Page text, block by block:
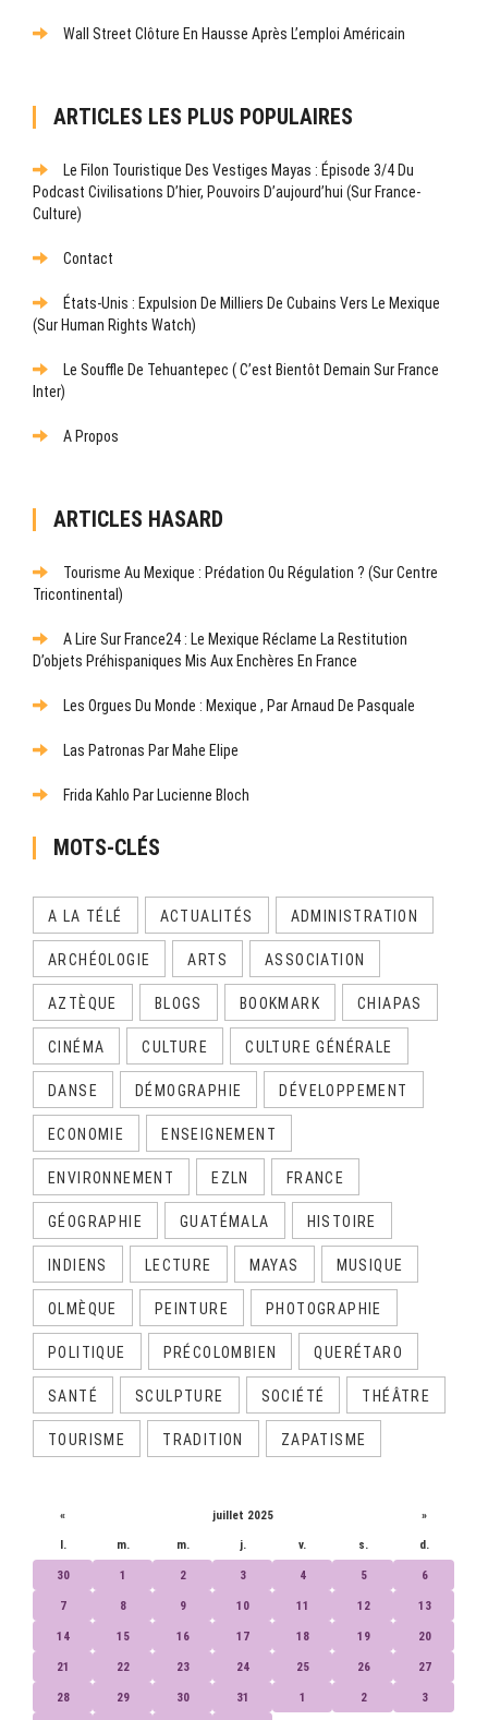
Wall Street Clôture En Hausse Après L’emploi Américain
ARTICLES LES PLUS POPULAIRES
Le Filon Touristique Des Vestiges Mayas : Épisode 3/4 Du
Podcast Civilisations D’hier, Pouvoirs D’aujourd’hui (sur France-
Culture)
Contact
États-Unis : Expulsion De Milliers De Cubains Vers Le Mexique
(sur Human Rights Watch)
Le Souffle De Tehuantepec ( C’est Bientôt Demain Sur France
Inter)
A Propos
ARTICLES HASARD
Tourisme Au Mexique : Prédation Ou Régulation ? (Sur Centre
Tricontinental)
A Lire Sur France24 : Le Mexique Réclame La Restitution
D’objets Préhispaniques Mis Aux Enchères En France
Les Orgues Du Monde : Mexique , Par Arnaud De Pasquale
Las Patronas Par Mahe Elipe
Frida Kahlo Par Lucienne Bloch
MOTS-CLÉS
A LA TÉLÉ ACTUALITÉS ADMINISTRATION
ARCHÉOLOGIE ARTS ASSOCIATION
AZTÈQUE BLOGS BOOKMARK CHIAPAS
CINÉMA CULTURE CULTURE GÉNÉRALE
DANSE DÉMOGRAPHIE DÉVELOPPEMENT
ECONOMIE ENSEIGNEMENT
ENVIRONNEMENT EZLN FRANCE
GÉOGRAPHIE GUATÉMALA HISTOIRE
INDIENS LECTURE MAYAS MUSIQUE
OLMÈQUE PEINTURE PHOTOGRAPHIE
POLITIQUE PRÉCOLOMBIEN QUERÉTARO
SANTÉ SCULPTURE SOCIÉTÉ THÉÂTRE
TOURISME TRADITION ZAPATISME
« juillet 2025 »
l. m. m. j. v. s. d.
30 1 2 3 4 5 6
7 8 9 10 11 12 13
14 15 16 17 18 19 20
21 22 23 24 25 26 27
28 29 30 31 1 2 3